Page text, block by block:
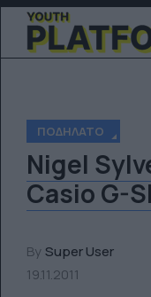
ΠΟΔΉΛΑΤΟ
Nigel
Casio G-
By Super User
19.11.2011